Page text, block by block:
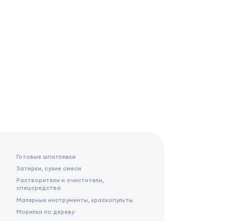
Готовые шпатлевки
Затирки, сухие смеси
Растворители и очистители,
спецсредства
Малярные инструменты, краскопульты
Морилки по дереву